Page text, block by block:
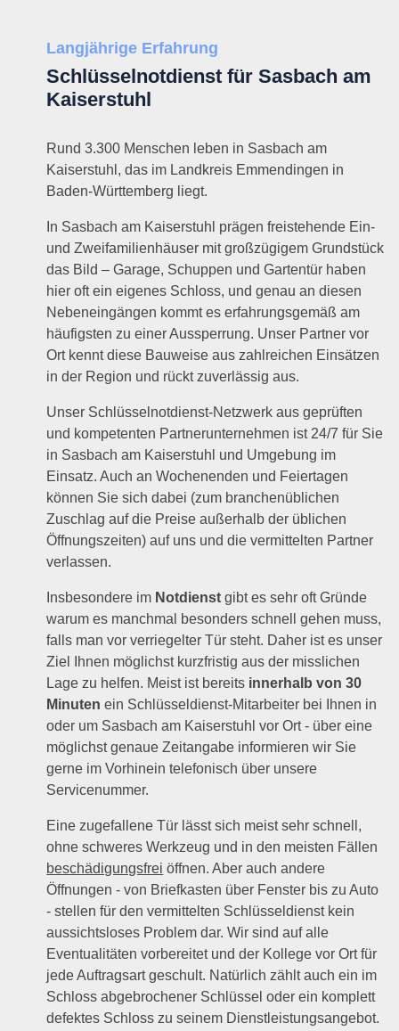
Langjährige Erfahrung
Schlüsselnotdienst für Sasbach am
Kaiserstuhl
Rund 3.300 Menschen leben in Sasbach am
Kaiserstuhl, das im Landkreis Emmendingen in
Baden-Württemberg liegt.
In Sasbach am Kaiserstuhl prägen freistehende Ein-
und Zweifamilienhäuser mit großzügigem Grundstück
das Bild – Garage, Schuppen und Gartentür haben
hier oft ein eigenes Schloss, und genau an diesen
Nebeneingängen kommt es erfahrungsgemäß am
häufigsten zu einer Aussperrung. Unser Partner vor
Ort kennt diese Bauweise aus zahlreichen Einsätzen
in der Region und rückt zuverlässig aus.
Unser Schlüsselnotdienst-Netzwerk aus geprüften
und kompetenten Partnerunternehmen ist 24/7 für Sie
in Sasbach am Kaiserstuhl und Umgebung im
Einsatz. Auch an Wochenenden und Feiertagen
können Sie sich dabei (zum branchenüblichen
Zuschlag auf die Preise außerhalb der üblichen
Öffnungszeiten) auf uns und die vermittelten Partner
verlassen.
Insbesondere im Notdienst gibt es sehr oft Gründe
warum es manchmal besonders schnell gehen muss,
falls man vor verriegelter Tür steht. Daher ist es unser
Ziel Ihnen möglichst kurzfristig aus der misslichen
Lage zu helfen. Meist ist bereits innerhalb von 30
Minuten ein Schlüsseldienst-Mitarbeiter bei Ihnen in
oder um Sasbach am Kaiserstuhl vor Ort - über eine
möglichst genaue Zeitangabe informieren wir Sie
gerne im Vorhinein telefonisch über unsere
Servicenummer.
Eine zugefallene Tür lässt sich meist sehr schnell,
ohne schweres Werkzeug und in den meisten Fällen
beschädigungsfrei öffnen. Aber auch andere
Öffnungen - von Briefkasten über Fenster bis zu Auto
- stellen für den vermittelten Schlüsseldienst kein
aussichtsloses Problem dar. Wir sind auf alle
Eventualitäten vorbereitet und der Kollege vor Ort für
jede Auftragsart geschult. Natürlich zählt auch ein im
Schloss abgebrochener Schlüssel oder ein komplett
defektes Schloss zu seinem Dienstleistungsangebot.